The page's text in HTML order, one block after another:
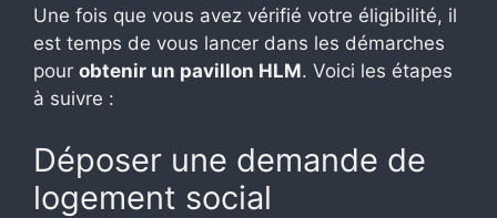
Une fois que vous avez vérifié votre éligibilité, il
est temps de vous lancer dans les démarches
pour obtenir un pavillon HLM. Voici les étapes
à suivre :
Déposer une demande de
logement social